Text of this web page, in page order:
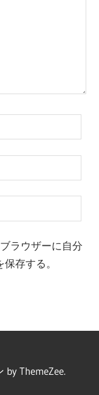
ラウザーに自分
存する。
by ThemeZee.